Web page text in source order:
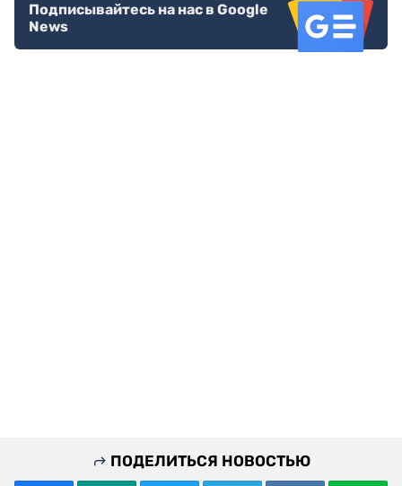
Подписывайтесь на нас в Google
News
ПОДЕЛИТЬСЯ НОВОСТЬЮ